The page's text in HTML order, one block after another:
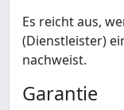
Es reicht aus,
(Dienstleister)
nachweist.
Garantie